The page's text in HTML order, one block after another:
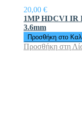
20,00 €
1MP HDCVI IR
3.6mm
Προσθήκη στο
Προσθήκη στη